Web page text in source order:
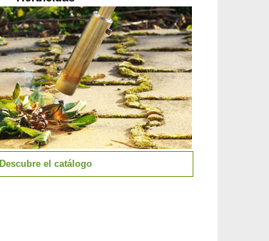
Descubre el catálogo